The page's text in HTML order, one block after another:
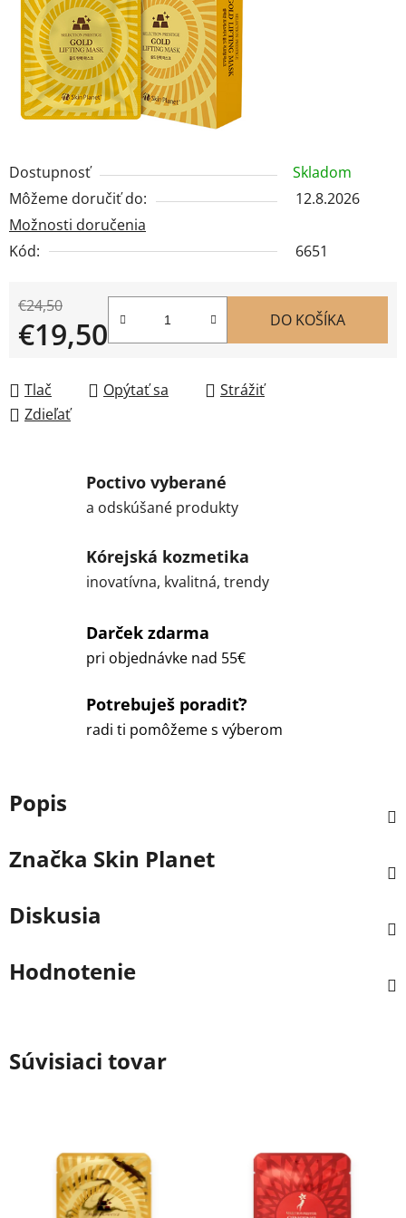
Dostupnosť
Skladom
Môžeme doručiť do:
12.8.2026
Možnosti doručenia
Kód:
6651
€24,50
€19,50 DO KOŠÍKA
Tlač Opýtať sa
Strážiť
Zdieľať
Poctivo vyberané
a odskúšané produkty
Kórejská kozmetika
inovatívna, kvalitná, trendy
Darček zdarma
pri objednávke nad 55€
Potrebuješ poradiť?
radi ti pomôžeme s výberom
Popis
Značka Skin Planet
Diskusia
Hodnotenie
Súvisiaci tovar